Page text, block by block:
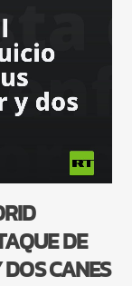
DE
CANES